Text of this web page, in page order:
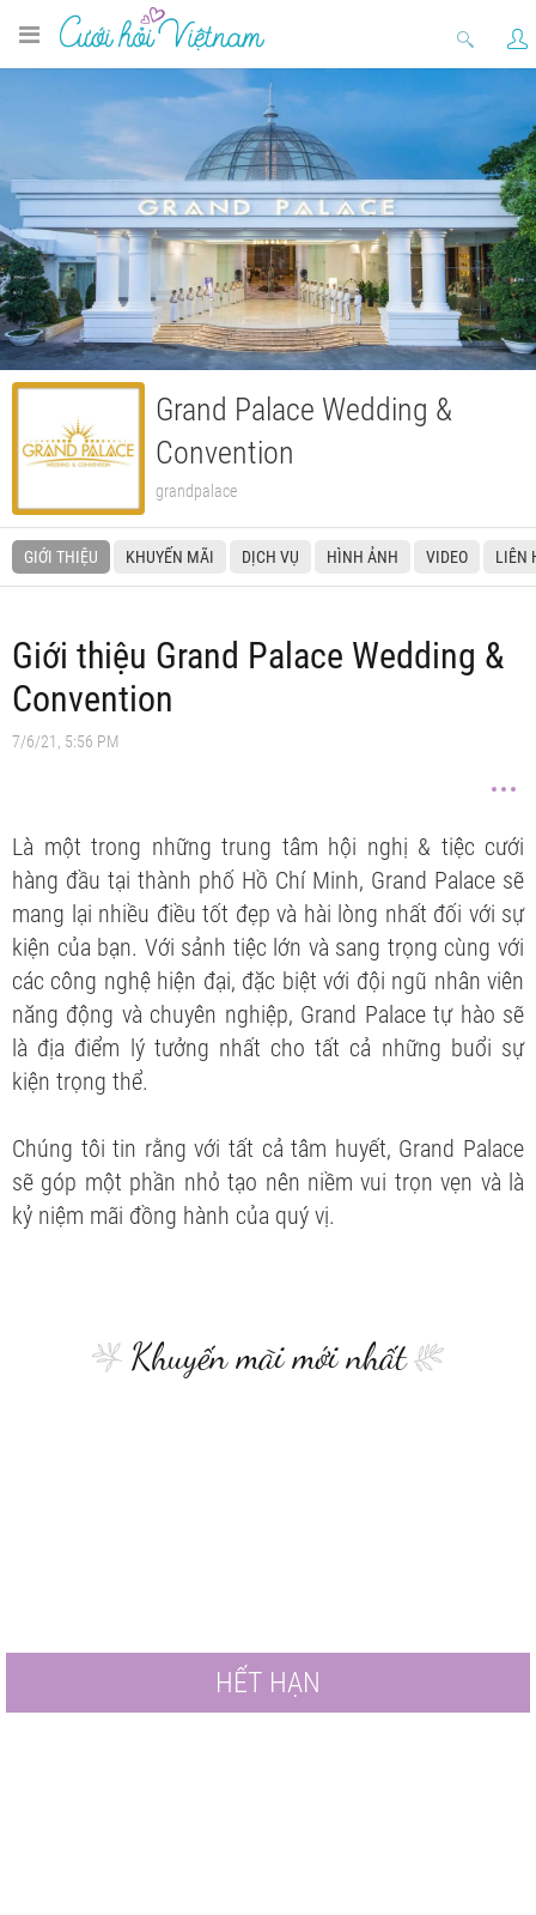
Grand Palace Wedding &
Convention
grandpalace
GIỚI THIỆU KHUYẾN MÃI DỊCH VỤ HÌNH ẢNH VIDEO LIÊN
Giới thiệu Grand Palace Wedding &
Convention
7/6/21, 5:56 PM
Là một trong những trung tâm hội nghị & tiệc cưới
hàng đầu tại thành phố Hồ Chí Minh, Grand Palace sẽ
mang lại nhiều điều tốt đẹp và hài lòng nhất đối với sự
kiện của bạn. Với sảnh tiệc lớn và sang trọng cùng với
các công nghệ hiện đại, đặc biệt với đội ngũ nhân viên
năng động và chuyên nghiệp, Grand Palace tự hào sẽ
là địa điểm lý tưởng nhất cho tất cả những buổi sự
kiện trọng thể.
Chúng tôi tin rằng với tất cả tâm huyết, Grand Palace
sẽ góp một phần nhỏ tạo nên niềm vui trọn vẹn và là
kỷ niệm mãi đồng hành của quý vị.
Khuyến mãi mới nhất
HẾT HẠN